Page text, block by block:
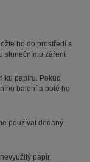
ho do prostředí s
slunečnímu záření.
papíru. Pokud
balení a poté ho
používat dodaný
papír,